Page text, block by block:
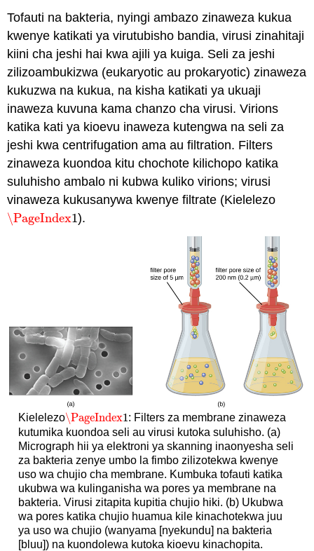
Tofauti na bakteria, nyingi ambazo zinaweza kukua
kwenye katikati ya virutubisho bandia, virusi zinahitaji
kiini cha jeshi hai kwa ajili ya kuiga. Seli za jeshi
zilizoambukizwa (eukaryotic au prokaryotic) zinaweza
kukuzwa na kukua, na kisha katikati ya ukuaji
inaweza kuvuna kama chanzo cha virusi. Virions
katika kati ya kioevu inaweza kutengwa na seli za
jeshi kwa centrifugation ama au filtration. Filters
zinaweza kuondoa kitu chochote kilichopo katika
suluhisho ambalo ni kubwa kuliko virions; virusi
vinaweza kukusanywa kwenye filtrate (Kielelezo
\PageIndex1
\PageIndex1).
Kielelezo\PageIndex1
\PageIndex1: Filters za membrane zinaweza
kutumika kuondoa seli au virusi kutoka suluhisho. (a)
Micrograph hii ya elektroni ya skanning inaonyesha seli
za bakteria zenye umbo la fimbo zilizotekwa kwenye
uso wa chujio cha membrane. Kumbuka tofauti katika
ukubwa wa kulinganisha wa pores ya membrane na
bakteria. Virusi zitapita kupitia chujio hiki. (b) Ukubwa
wa pores katika chujio huamua kile kinachotekwa juu
ya uso wa chujio (wanyama [nyekundu] na bakteria
[bluu]) na kuondolewa kutoka kioevu kinachopita.